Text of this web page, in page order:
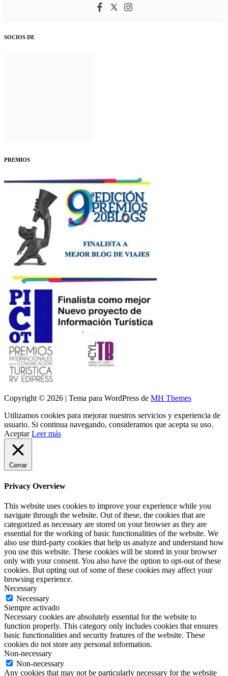
SOCIOS DE
PREMIOS
Copyright © 2026 | Tema para WordPress de MH Themes
Utilizamos cookies para mejorar nuestros servicios y experiencia de
usuario. Si continua navegando, consideramos que acepta su uso.
Aceptar Leer más
Cerrar
Privacy Overview
This website uses cookies to improve your experience while you
navigate through the website. Out of these, the cookies that are
categorized as necessary are stored on your browser as they are
essential for the working of basic functionalities of the website. We
also use third-party cookies that help us analyze and understand how
you use this website. These cookies will be stored in your browser
only with your consent. You also have the option to opt-out of these
cookies. But opting out of some of these cookies may affect your
browsing experience.
Necessary
Necessary
Siempre activado
Necessary cookies are absolutely essential for the website to
function properly. This category only includes cookies that ensures
basic functionalities and security features of the website. These
cookies do not store any personal information.
Non-necessary
Non-necessary
Any cookies that may not be particularly necessary for the website